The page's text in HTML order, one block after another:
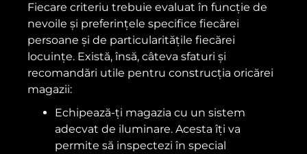
Fiecare criteriu trebuie evaluat în funcție de
nevoile și preferințele specifice fiecărei
persoane și de particularitățile fiecărei
locuințe. Există, însă, câteva sfaturi și
recomandări utile pentru construcția oricărei
magazii:
Echipează-ți magazia cu un sistem
adecvat de iluminare. Acesta îți va
permite să inspectezi în special